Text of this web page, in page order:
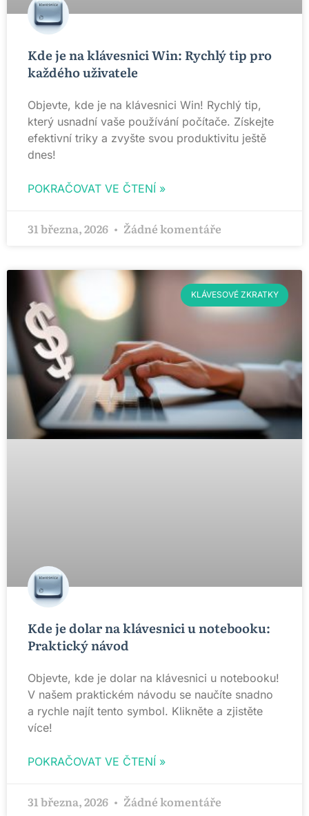
Kde je na klávesnici Win: Rychlý tip pro
každého uživatele
Objevte, kde je na klávesnici Win! Rychlý tip,
který usnadní vaše používání počítače. Získejte
efektivní triky a zvyšte svou produktivitu ještě
dnes!
POKRAČOVAT VE ČTENÍ »
31 března, 2026 Žádné komentáře
KLÁVESOVÉ ZKRATKY
Kde je dolar na klávesnici u notebooku:
Praktický návod
Objevte, kde je dolar na klávesnici u notebooku!
V našem praktickém návodu se naučíte snadno
a rychle najít tento symbol. Klikněte a zjistěte
více!
POKRAČOVAT VE ČTENÍ »
31 března, 2026 Žádné komentáře